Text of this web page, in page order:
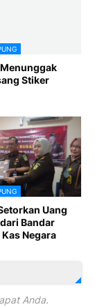
Stiker
Uang
Bandar
Negara
Anda.